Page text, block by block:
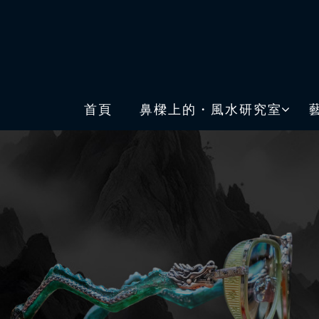
首頁 鼻樑上的・風水研究室